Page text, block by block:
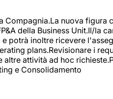
Compagnia.La nuova
della Business Unit.Il/la
potrà inoltre ricevere
plans.Revisionare i
attività ad hoc
e Consolidamento